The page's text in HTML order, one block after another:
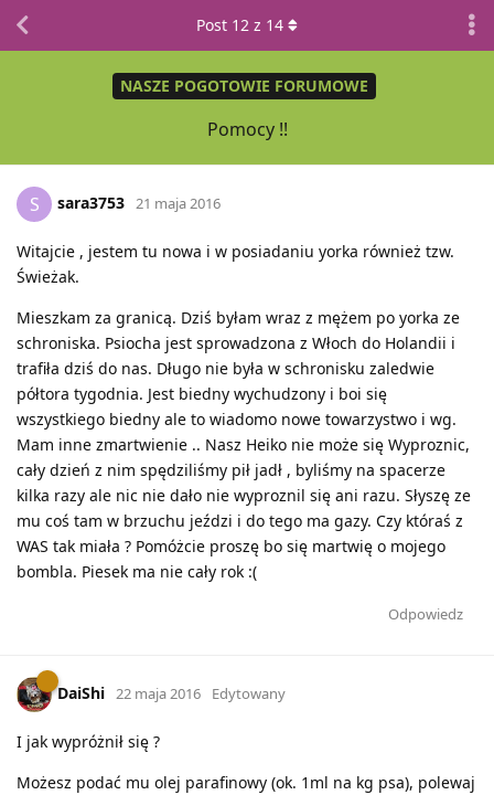
NASZE POGOTOWIE FORUMOWE
Pomocy !!
Post 12 z 14
S sara3753 21 maja 2016
Witajcie , jestem tu nowa i w posiadaniu yorka również tzw.
Świeżak.
Mieszkam za granicą. Dziś byłam wraz z mężem po yorka ze
schroniska. Psiocha jest sprowadzona z Włoch do Holandii i
trafiła dziś do nas. Długo nie była w schronisku zaledwie
półtora tygodnia. Jest biedny wychudzony i boi się
wszystkiego biedny ale to wiadomo nowe towarzystwo i wg.
Mam inne zmartwienie .. Nasz Heiko nie może się Wyproznic,
cały dzień z nim spędziliśmy pił jadł , byliśmy na spacerze
kilka razy ale nic nie dało nie wyproznil się ani razu. Słyszę ze
mu coś tam w brzuchu jeździ i do tego ma gazy. Czy któraś z
WAS tak miała ? Pomóżcie proszę bo się martwię o mojego
bombla. Piesek ma nie cały rok :(
Odpowiedz
DaiShi 22 maja 2016 Edytowany
I jak wypróżnił się ?
Możesz podać mu olej parafinowy (ok. 1ml na kg psa), polewaj